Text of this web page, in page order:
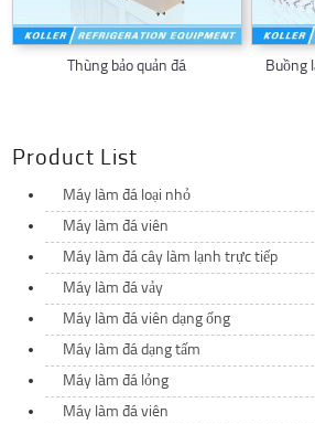
Thùng bảo quản đá
Buồng
Product List
Máy làm đá loại nhỏ
Máy làm đá viên
Máy làm đá cây làm lạnh trực tiếp
Máy làm đá vảy
Máy làm đá viên dạng ống
Máy làm đá dạng tấm
Máy làm đá lỏng
Máy làm đá viên